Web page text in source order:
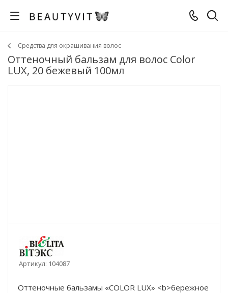
Средства для окрашивания волос
Оттеночный бальзам для волос Color
LUX, 20 бежевый 100мл
Артикул: 104087
Оттеночные бальзамы «COLOR LUX» <b>бережное